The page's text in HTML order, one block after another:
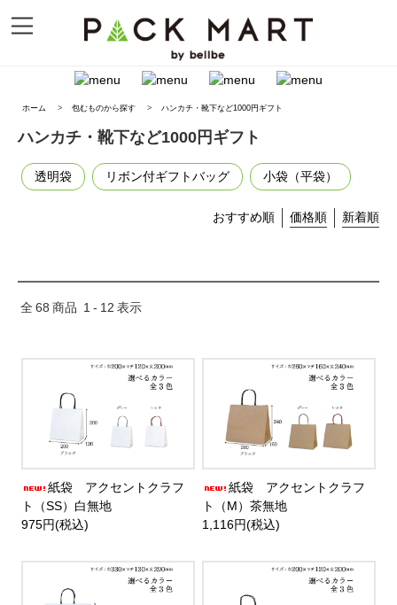
ホーム > 包むものから探す > ハンカチ・靴下など1000円ギフト
ハンカチ・靴下など1000円ギフト
透明袋 リボン付ギフトバッグ 小袋（平袋）
おすすめ順 価格順 新着順
全68 商品 1 - 12 表示
紙袋 アクセントクラフ
ト（SS）白無地
975円(税込)
紙袋 アクセントクラフ
ト（M）茶無地
1,116円(税込)